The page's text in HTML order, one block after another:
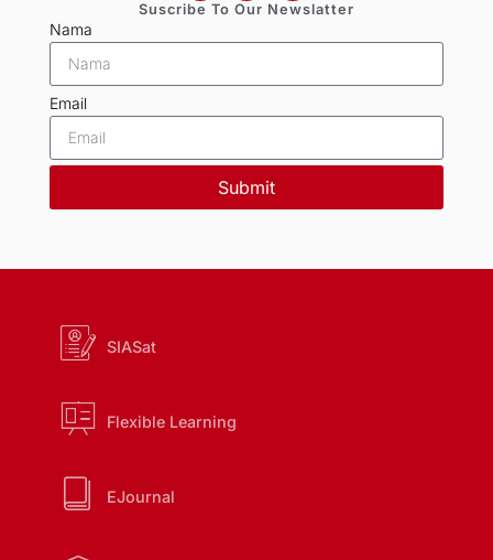
Suscribe To Our Newslatter
Nama
Email
Submit
SIASat
Flexible Learning
EJournal